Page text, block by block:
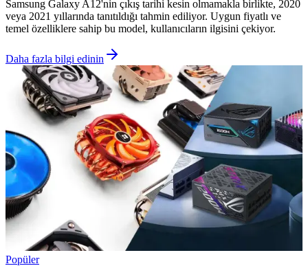
Samsung Galaxy A12'nin çıkış tarihi kesin olmamakla birlikte, 2020
veya 2021 yıllarında tanıtıldığı tahmin ediliyor. Uygun fiyatlı ve
temel özelliklere sahip bu model, kullanıcıların ilgisini çekiyor.
Daha fazla bilgi edinin
Popüler